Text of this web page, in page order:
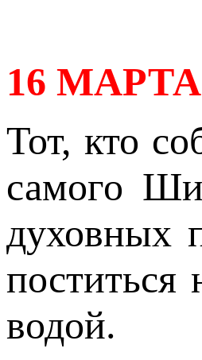
16
Тот, кто
самого
духовных
водой.